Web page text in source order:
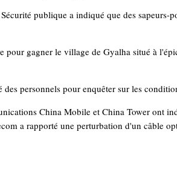
publique a indiqué que des
pour gagner le village de Gyalha situé à
personnels pour enquêter sur les
China Mobile et China Tower ont
a rapporté une perturbation d'un câble